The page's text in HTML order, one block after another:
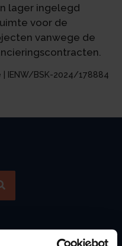
lager ingelegd
voor de
vanwege de
| IENW/BSK-2024/178884
Jaarstukken opstellen